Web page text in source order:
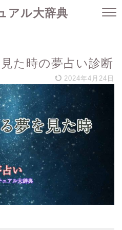
アル大辞典
た時の夢占い診断
2024年4月24日